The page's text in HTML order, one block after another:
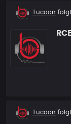
Neuer
Tucoon
Neuer
Tucoon